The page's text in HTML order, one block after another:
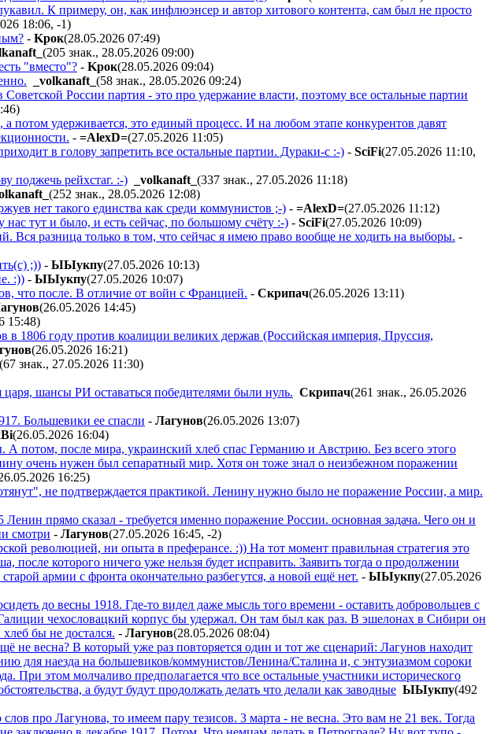
К примеру, он, как инфлюэнсер и автор хитового контента, сам был не просто
18:06, -1)
- Kpoк(28.05.2026 07:49)
(205 знак., 28.05.2026 09:00)
"вместо"? - Kpoк(28.05.2026 09:04)
_volkanaft_ (58 знак., 28.05.2026 09:24)
Советской России партия - это про удержание власти, поэтому все остальные партии
)
а потом удерживается, это единый процесс. И на любом этапе конкурентов давят
- =AlexD=(27.05.2026 11:05)
в голову запретить все остальные партии. Дураки-с :-) - SciFi(27.05.2026 11:10,
поджечь рейхстаг. :-)
_volkanaft_ (337 знак., 27.05.2026 11:18)
(252 знак., 28.05.2026 12:08)
нет такого единства как среди коммунистов ;-) - =AlexD=(27.05.2026 11:12)
тут и было, и есть сейчас, по большому счёту :-) - SciFi(27.05.2026 10:09)
Вся разница только в том, что сейчас я имею право вообще не ходить на выборы. -
;)) - ЫЫyкпy(27.05.2026 10:13)
:)) - ЫЫyкпy(27.05.2026 10:07)
что после. В отличие от войн с Францией. - Cкpипaч(26.05.2026 13:11)
(26.05.2026 14:45)
15:48)
в 1806 году против коалиции великих держав (Российская империя, Пруссия,
(26.05.2026 16:21)
(67 знак., 27.05.2026 11:30)
шансы РИ оставаться победителями были нуль. Cкpипaч(261 знак., 26.05.2026
Большевики ее спасли - Лaгyнoв(26.05.2026 13:07)
(26.05.2026 16:04)
потом, после мира, украинский хлеб спас Германию и Австрию. Без всего этого
очень нужен был сепаратный мир. Хотя он тоже знал о неизбежном поражении
16:25)
не подтверждается практикой. Ленину нужно было не поражение России, а мир.
прямо сказал - требуется именно поражение России. основная задача. Чего он и
смотри - Лaгyнoв(27.05.2026 16:45, -2)
революцией, ни опыта в преферансе. :)) На тот момент правильная стратегия это
после которого ничего уже нельзя будет исправить. Заявить тогда о продолжении
армии с фронта окончательно разбегутся, а новой ещё нет. - ЫЫyкпy(27.05.2026
до весны 1918. Где-то видел даже мысль того времени - оставить добровольцев с
чехословацкий корпус бы удержал. Он там был как раз. В эшелонах в Сибири он
бы не достался. - Лaгyнoв(28.05.2026 08:04)
не весна? В который уже раз повторяется один и тот же сценарий: Лагунов находит
для наезда на большевиков/коммунистов/Ленина/Сталина и, с энтузиазмом сороки
При этом молчаливо предполагается что все остальные участники исторического
а будут будут продолжать делать что делали как заводные ЫЫyкпy(492
про Лагунова, то имеем пару тезисов. 3 марта - не весна. Это вам не 21 век. Тогда